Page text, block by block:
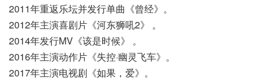
2011年重返乐坛并发行单曲《曾经》。
2012年主演喜剧片《河东狮吼2》 。
2014年发行MV《该是时候》 。
2016年主演动作片《失控·幽灵飞车》。
2017年主演电视剧《如果，爱》。